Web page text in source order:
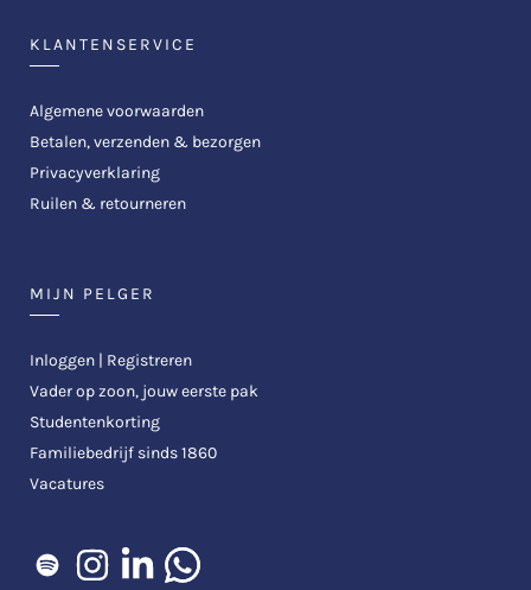
KLANTENSERVICE
Algemene voorwaarden
Betalen, verzenden & bezorgen
Privacyverklaring
Ruilen & retourneren
MIJN PELGER
Inloggen | Registreren
Vader op zoon, jouw eerste pak
Studentenkorting
Familiebedrijf sinds 1860
Vacatures